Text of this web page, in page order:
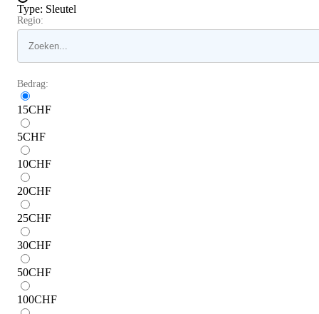
Type: Sleutel
Regio:
Bedrag:
15CHF
5CHF
10CHF
20CHF
25CHF
30CHF
50CHF
100CHF